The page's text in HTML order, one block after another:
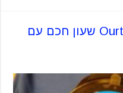
סקירת גולשים: Ourtime X200 שעון חכם עם